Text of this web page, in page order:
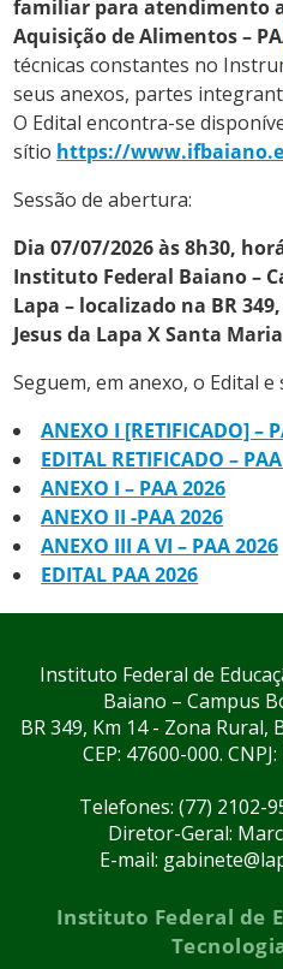
familiar para atendimento
Aquisição de Alimentos –
técnicas constantes no
seus anexos, partes
O Edital encontra-se
sítio https://
Sessão de abertura:
Dia 07/07/2026 às 8h30,
Instituto Federal Baiano –
Lapa – localizado na BR
Jesus da Lapa X Santa
Seguem, em anexo, o Edital e
ANEXO I [RETIFICADO] –
EDITAL RETIFICADO –
ANEXO I – PAA 2026
ANEXO II -PAA 2026
ANEXO III A VI – PAA 2026
EDITAL PAA 2026
Instituto Federal de
Baiano – Campus
BR 349, Km 14 - Zona Rural,
CEP: 47600-000.
Telefones: (77) 2102-
Diretor-Geral:
E-mail:
Instituto Federal de